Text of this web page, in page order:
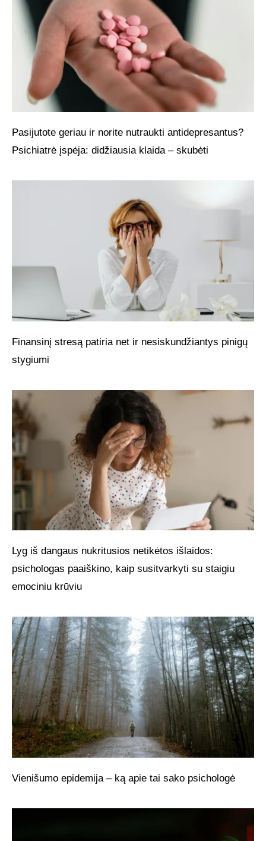
Pasijutote geriau ir norite nutraukti antidepresantus?
Psichiatrė įspėja: didžiausia klaida – skubėti
Finansinį stresą patiria net ir nesiskundžiantys pinigų
stygiumi
Lyg iš dangaus nukritusios netikėtos išlaidos:
psichologas paaiškino, kaip susitvarkyti su staigiu
emociniu krūviu
Vienišumo epidemija – ką apie tai sako psichologė